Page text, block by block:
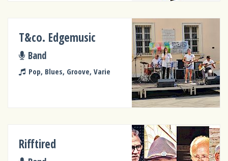
T&co. Edgemusic
Band
Pop, Blues, Groove, Varie
Rifftired